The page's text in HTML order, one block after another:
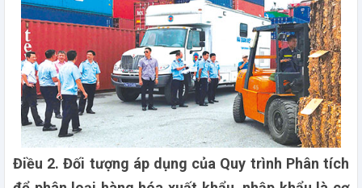
Điều 2. Đối tượng áp dụng của Quy trình Phân tích